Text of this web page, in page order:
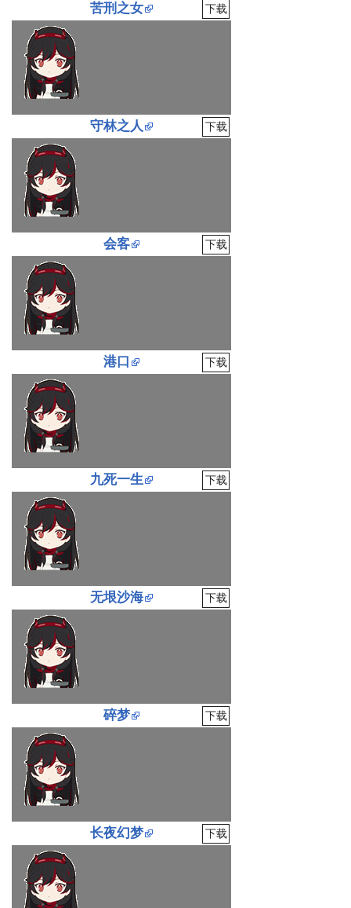
苦刑之女 下载
守林之人 下载
会客 下载
港口 下载
九死一生 下载
无垠沙海 下载
碎梦 下载
长夜幻梦 下载